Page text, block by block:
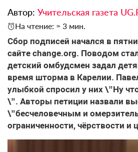
Автор: Учительская газета
На чтение: ≈ 3 мин.
Сбор подписей начался в
сайте change.org. Поводом
детский омбудсмен задал
время шторма в Карелии.
улыбкой спросил у них \”Ну
\”. Авторы петиции назвали
\”бесчеловечным и
ограниченности, чёрствости и